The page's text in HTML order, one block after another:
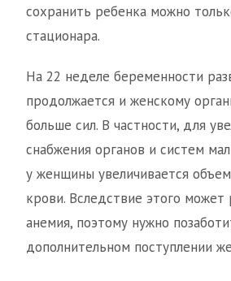
сохранить ребенка можно
стационара.
На 22 неделе беременности
продолжается и женскому
больше сил. В частности, для
снабжения органов и систем
у женщины увеличивается
крови. Вследствие этого может
анемия, поэтому нужно
дополнительном поступлении